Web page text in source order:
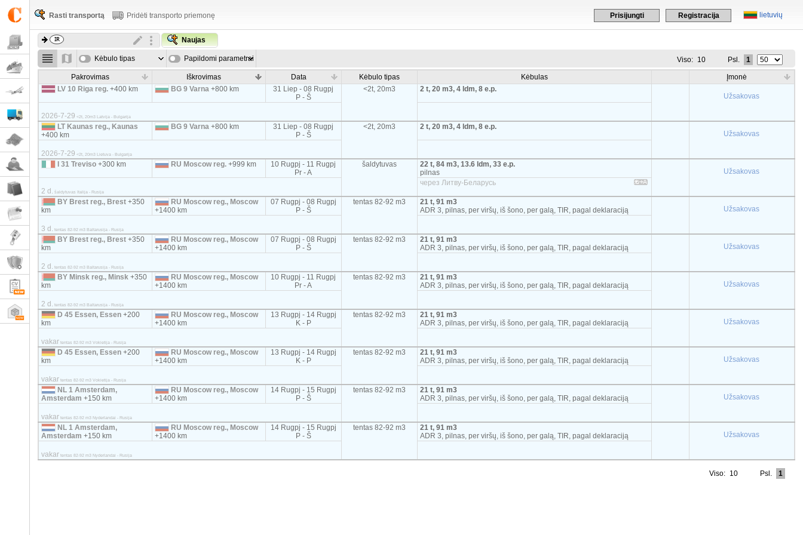
lietuvių
Prisijungti Registracija
Rasti transportą Pridėti transporto priemonę
Naujas
Kėbulo tipas Papildomi parametrai Viso: 10 Psl. 1
Pakrovimas Iškrovimas Data Kėbulo tipas Kėbulas
Įmonė
LV 10 Riga reg. +400 km BG 9 Varna +800 km
31 Liep - 08 Rugpj
P - Š
<2t, 20m3
2 t, 20 m3, 4 ldm, 8 e.p.
Užsakovas
2026-7-29 <2t, 20m3 Latvija - Bulgarija
LT Kaunas reg., Kaunas
+400 km
BG 9 Varna +800 km
31 Liep - 08 Rugpj
P - Š
<2t, 20m3
2 t, 20 m3, 4 ldm, 8 e.p.
Užsakovas
2026-7-29 <2t, 20m3 Lietuva - Bulgarija
I 31 Treviso +300 km RU Moscow reg. +999 km
10 Rugpj - 11 Rugpj
Pr - A
šaldytuvas
22 t, 84 m3, 13.6 ldm, 33 e.p.
pilnas
Užsakovas
2 d. šaldytuvas Italija - Rusija
через Литву-Беларусь
BY Brest reg., Brest +350
km
RU Moscow reg., Moscow
+1400 km
07 Rugpj - 08 Rugpj
P - Š
tentas 82-92 m3
21 t, 91 m3
ADR 3, pilnas, per viršų, iš šono, per galą, TIR, pagal deklaraciją
Užsakovas
3 d. tentas 82-92 m3 Baltarusija - Rusija
BY Brest reg., Brest +350
km
RU Moscow reg., Moscow
+1400 km
07 Rugpj - 08 Rugpj
P - Š
tentas 82-92 m3
21 t, 91 m3
ADR 3, pilnas, per viršų, iš šono, per galą, TIR, pagal deklaraciją
Užsakovas
2 d. tentas 82-92 m3 Baltarusija - Rusija
BY Minsk reg., Minsk +350
km
RU Moscow reg., Moscow
+1400 km
10 Rugpj - 11 Rugpj
Pr - A
tentas 82-92 m3
21 t, 91 m3
ADR 3, pilnas, per viršų, iš šono, per galą, TIR, pagal deklaraciją
Užsakovas
2 d. tentas 82-92 m3 Baltarusija - Rusija
D 45 Essen, Essen +200
km
RU Moscow reg., Moscow
+1400 km
13 Rugpj - 14 Rugpj
K - P
tentas 82-92 m3
21 t, 91 m3
ADR 3, pilnas, per viršų, iš šono, per galą, TIR, pagal deklaraciją
Užsakovas
vakar tentas 82-92 m3 Vokietija - Rusija
D 45 Essen, Essen +200
km
RU Moscow reg., Moscow
+1400 km
13 Rugpj - 14 Rugpj
K - P
tentas 82-92 m3
21 t, 91 m3
ADR 3, pilnas, per viršų, iš šono, per galą, TIR, pagal deklaraciją
Užsakovas
vakar tentas 82-92 m3 Vokietija - Rusija
NL 1 Amsterdam,
Amsterdam +150 km
RU Moscow reg., Moscow
+1400 km
14 Rugpj - 15 Rugpj
P - Š
tentas 82-92 m3
21 t, 91 m3
ADR 3, pilnas, per viršų, iš šono, per galą, TIR, pagal deklaraciją
Užsakovas
vakar tentas 82-92 m3 Nyderlandai - Rusija
NL 1 Amsterdam,
Amsterdam +150 km
RU Moscow reg., Moscow
+1400 km
14 Rugpj - 15 Rugpj
P - Š
tentas 82-92 m3
21 t, 91 m3
ADR 3, pilnas, per viršų, iš šono, per galą, TIR, pagal deklaraciją
Užsakovas
vakar tentas 82-92 m3 Nyderlandai - Rusija
Viso: 10 Psl. 1